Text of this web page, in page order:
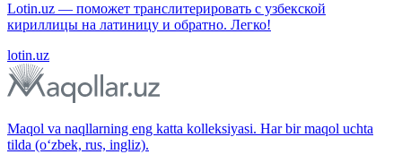
Lotin.uz — поможет транслитерировать с узбекской
кириллицы на латиницу и обратно. Легко!
lotin.uz
Maqol va naqllarning eng katta kolleksiyasi. Har bir maqol uchta
tilda (o‘zbek, rus, ingliz).